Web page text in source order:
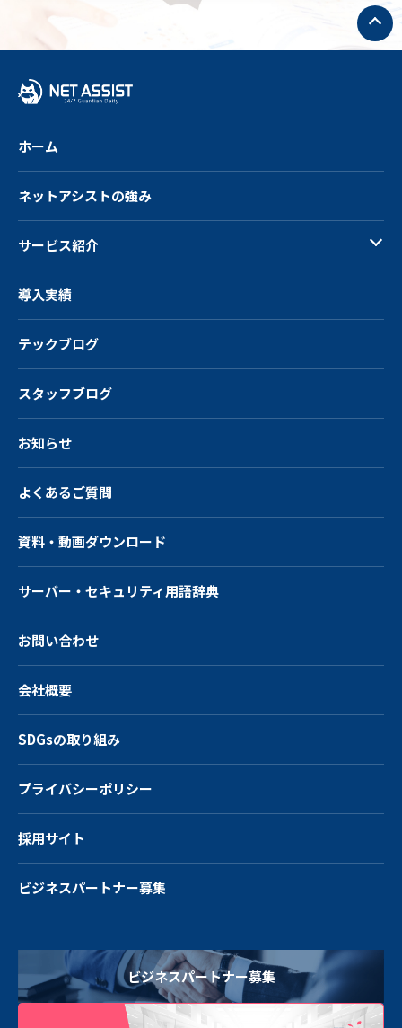
ト
ッ
プ
へ
ホーム
ネットアシストの強み
サービス紹介
導入実績
テックブログ
スタッフブログ
お知らせ
よくあるご質問
資料・動画ダウンロード
サーバー・ セキュリティ用語辞典
お問い合わせ
会社概要
SDGsの取り組み
プライバシーポリシー
採用サイト
ビジネスパートナー募集
ビジネスパートナー募集